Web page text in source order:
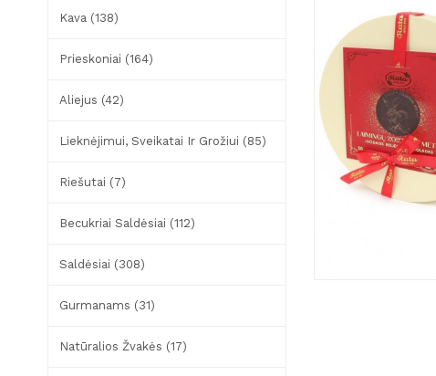
Kava (138)
Prieskoniai (164)
Aliejus (42)
Lieknėjimui, Sveikatai Ir Grožiui (85)
Riešutai (7)
Becukriai Saldėsiai (112)
Saldėsiai (308)
Gurmanams (31)
Natūralios Žvakės (17)